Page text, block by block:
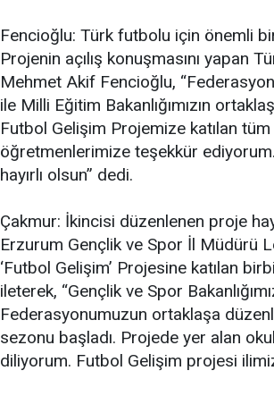
Fencioğlu: Türk futbolu için önemli
Projenin açılış konuşmasını yapan
Mehmet Akif Fencioğlu,
ile Milli Eğitim Bakanlığımızın
Futbol Gelişim Projemize katılan
öğretmenlerimize teşekkür
hayırlı olsun” dedi.
Çakmur: İkincisi düzenlenen proje
Erzurum Gençlik ve Spor İl Müdürü
‘Futbol Gelişim’ Projesine katılan
ileterek, “Gençlik ve Spor
Federasyonumuzun ortaklaşa
sezonu başladı. Projede yer alan
diliyorum. Futbol Gelişim projesi